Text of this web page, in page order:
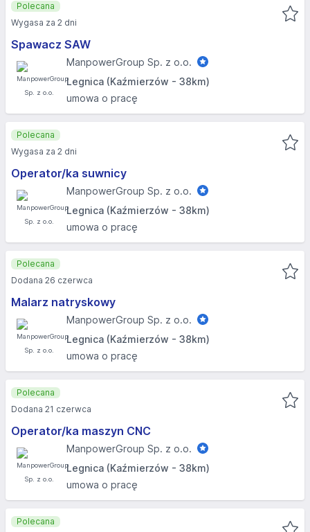
Spawacz SAW
ManpowerGroup Sp. z o.o.
Legnica (Kaźmierzów - 38km)
umowa o pracę
Polecana
Wygasa za 2 dni
Operator/ka suwnicy
ManpowerGroup Sp. z o.o.
Legnica (Kaźmierzów - 38km)
umowa o pracę
Polecana
Wygasa za 2 dni
Malarz natryskowy
ManpowerGroup Sp. z o.o.
Legnica (Kaźmierzów - 38km)
umowa o pracę
Polecana
Dodana 26 czerwca
Operator/ka maszyn CNC
ManpowerGroup Sp. z o.o.
Legnica (Kaźmierzów - 38km)
umowa o pracę
Polecana
Dodana 21 czerwca
Polecana